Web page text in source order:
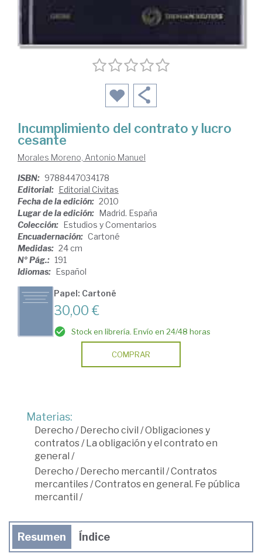
Incumplimiento del contrato y lucro
cesante
Morales Moreno, Antonio Manuel
ISBN: 9788447034178
Editorial: Editorial Civitas
Fecha de la edición: 2010
Lugar de la edición: Madrid. España
Colección: Estudios y Comentarios
Encuadernación: Cartoné
Medidas: 24 cm
Nº Pág.: 191
Idiomas: Español
Papel: Cartoné
30,00 €
Stock en librería. Envío en 24/48 horas
COMPRAR
Materias:
Derecho /Derecho civil /Obligaciones y
contratos /La obligación y el contrato en
general /
Derecho /Derecho mercantil /Contratos
mercantiles /Contratos en general. Fe pública
mercantil /
Resumen Índice